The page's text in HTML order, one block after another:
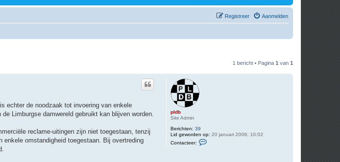
Aanmelden
Registreer
1 bericht • Pagina 1 van 1
pldb
Site Admin
Berichten: 39
Lid geworden op: 20 januari 2006; 10:02
Contacteer:
echter de noodzaak tot invoering van enkele
Limburgse damwereld gebruikt kan blijven worden.
reclame-uitingen zijn niet toegestaan, tenzij
enkele omstandigheid toegestaan. Bij overtreding